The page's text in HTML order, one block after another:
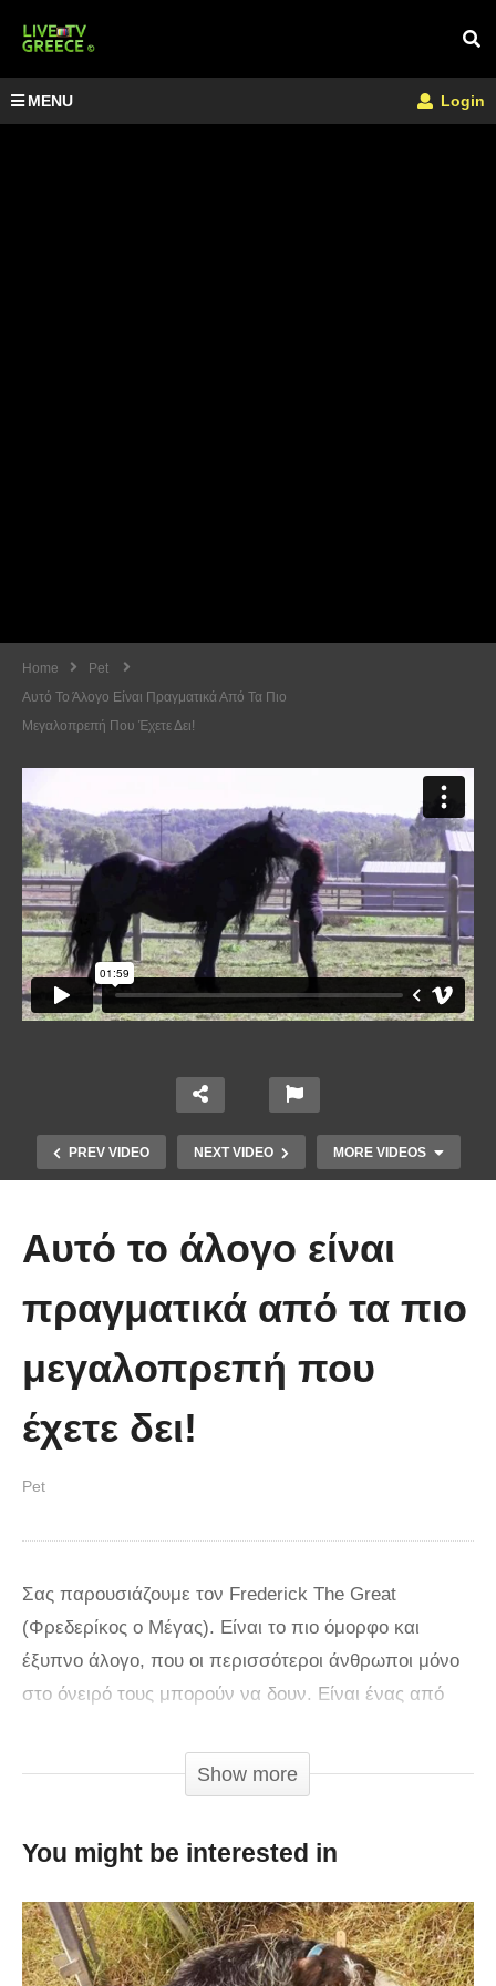
MENU Login
Home
Pet
Αυτό Το Άλογο Είναι Πραγματικά Από Τα Πιο
Μεγαλοπρεπή Που Έχετε Δει!
PREV VIDEO NEXT VIDEO MORE VIDEOS
στον κόσμο!! (Video)
Αυτό το άλογο είναι
πραγματικά από τα πιο
μεγαλοπρεπή που
έχετε δει!
Pet
Σας παρουσιάζουμε τον Frederick The Great
(Φρεδερίκος ο Μέγας). Είναι το πιο όμορφο και
έξυπνο άλογο, που οι περισσότεροι άνθρωποι μόνο
στο όνειρό τους μπορούν να δουν. Είναι ένας από
κόσμου, ένα είδος που εξαφανίζεται. Το
συγκεκριμένο άλογο επιλέχθηκε ειδικά για την
απέκτησε και δημοσιότητα κερδίζοντας αρκετούς
που τρέχει αμέριμνος και παίζει με τους
ανθρώπινους φίλους του. Αν και δεν ξέρει να
Show more
You might be interested in